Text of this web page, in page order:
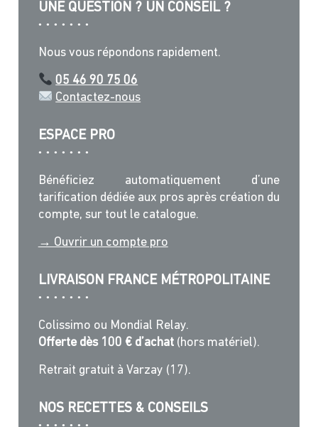
UNE QUESTION ? UN CONSEIL ?
Nous vous répondons rapidement.
05 46 90 75 06
Contactez-nous
ESPACE PRO
Bénéficiez automatiquement d’une
tarification dédiée aux pros après création du
compte, sur tout le catalogue.
→ Ouvrir un compte pro
LIVRAISON FRANCE MÉTROPOLITAINE
Colissimo ou Mondial Relay.
Offerte dès 100 € d’achat (hors matériel).
Retrait gratuit à Varzay (17).
NOS RECETTES & CONSEILS